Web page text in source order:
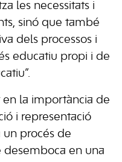
les necessitats i
sinó que també
dels processos i
educatiu propi i de
en la importància de
i representació
un procés de
desemboca en una